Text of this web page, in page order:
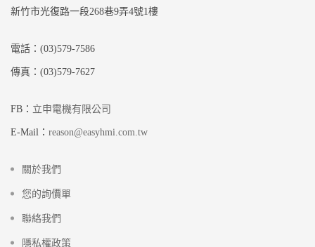
新竹市光復路一段268巷9弄4號1樓
電話：(03)579-7586
傳真：(03)579-7627
FB： 立申電機有限公司
E-Mail： reason@easyhmi.com.tw
關於我們
您的詢價單
聯絡我們
隱私權政策